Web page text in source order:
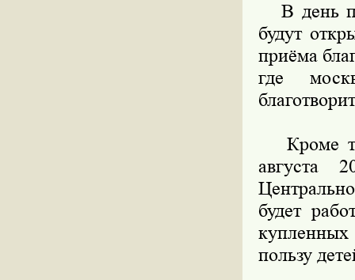
В день
будут
приёма
где
Кроме
августа
будет
пользу